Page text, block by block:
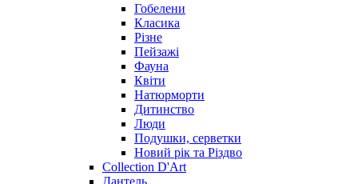
Гобелени
Класика
Різне
Пейзажі
Фауна
Квіти
Натюрморти
Дитинство
Люди
Подушки, серветки
Новий рік та Різдво
Collection D'Art
Дантель